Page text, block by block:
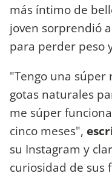
más íntimo de
joven sorprendió
para perder peso
"Tengo una súper
gotas naturales
me súper
cinco meses",
su Instagram y
curiosidad de sus